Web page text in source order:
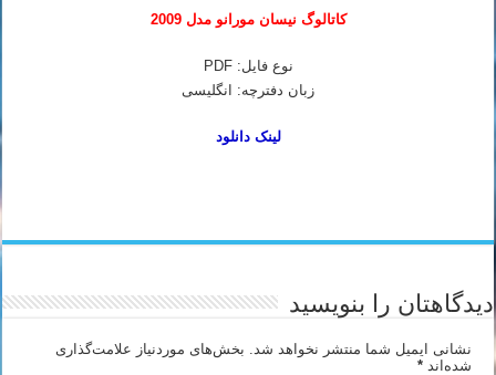
کاتالوگ نیسان مورانو مدل 2009
نوع فایل: PDF
زبان دفترچه: انگلیسی
لینک دانلود
دیدگاهتان را بنویسید
نشانی ایمیل شما منتشر نخواهد شد.
بخش‌های موردنیاز علامت‌گذاری
شده‌اند*